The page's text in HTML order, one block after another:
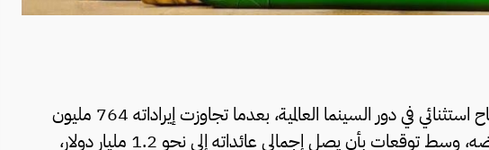
يواصل فيلم "حكاية لعبة 5" تحقيق نجاح استثنائي في دور السينما العالمية، بعدما تجاوزت إيراداته 764 مليون
دولار خلال الأسابيع الثلاثة الأولى من عرضه، وسط توقعات بأن يصل إجمالي عائداته إلى نحو 1.2 مليار دولار،